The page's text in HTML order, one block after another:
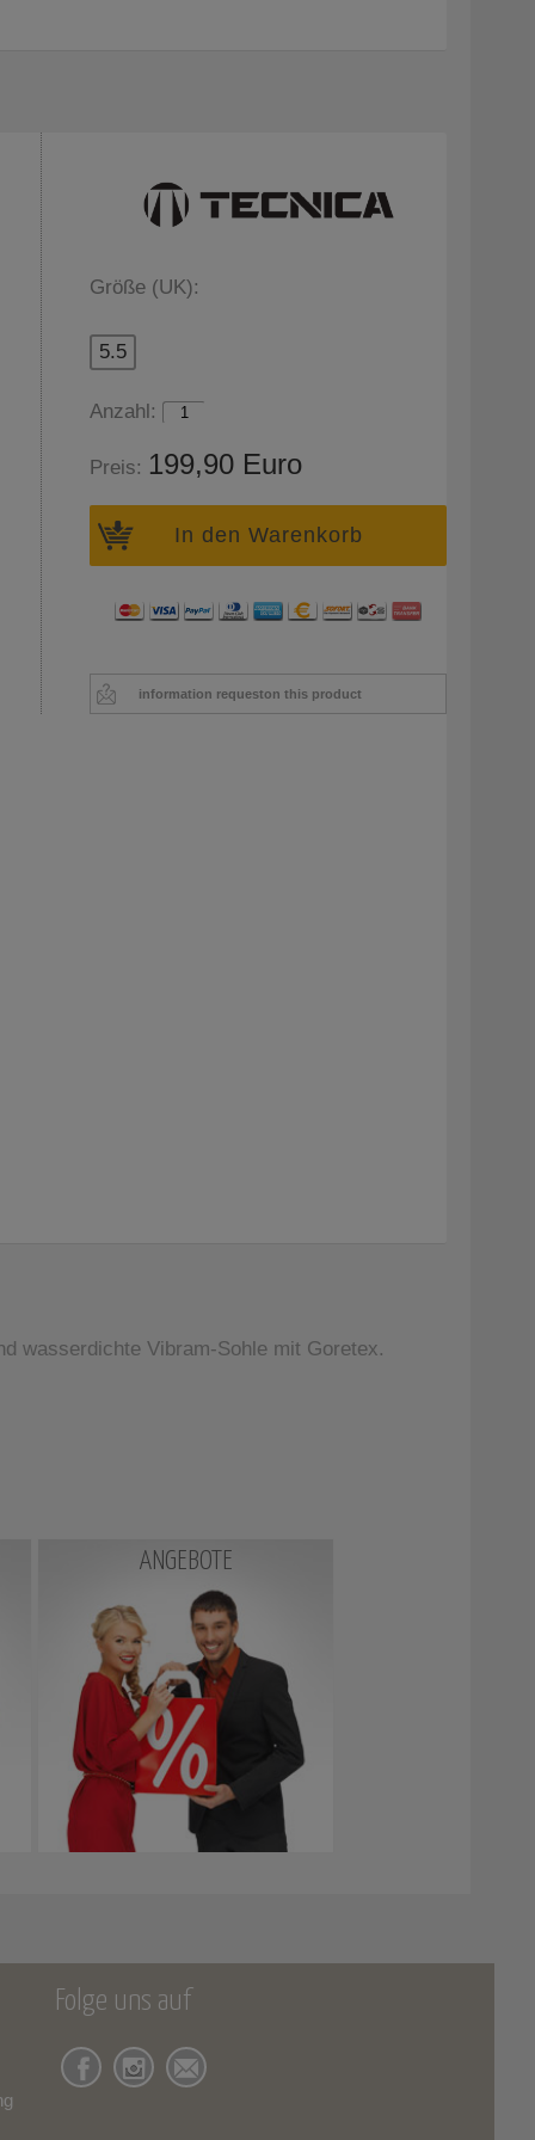
Größe (UK):
5.5
Anzahl:
Preis: 199,90 Euro
In den Warenkorb
information requeston this product
wasserdichte Vibram-Sohle mit Goretex.
ANGEBOTE
Folge uns auf